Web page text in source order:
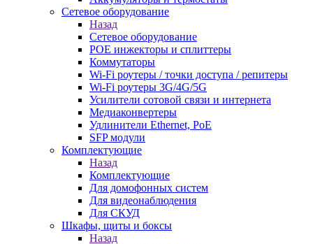
Сетевое оборудование
Назад
Сетевое оборудование
POE инжекторы и сплиттеры
Коммутаторы
Wi-Fi роутеры / точки доступа / репитеры
Wi-Fi роутеры 3G/4G/5G
Усилители сотовой связи и интернета
Медиаконвертеры
Удлинители Ethernet, PoE
SFP модули
Комплектующие
Назад
Комплектующие
Для домофонных систем
Для видеонаблюдения
Для СКУД
Шкафы, щиты и боксы
Назад